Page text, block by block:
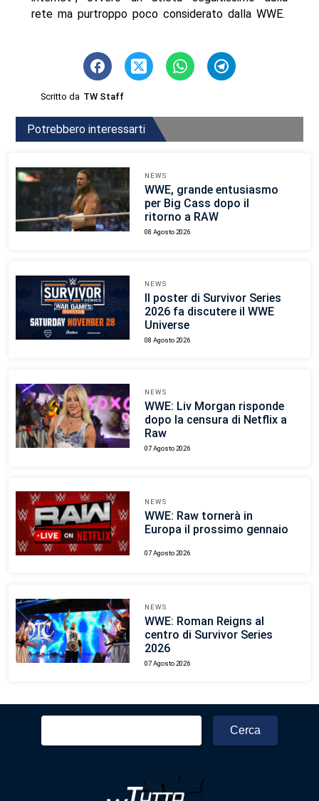
rete ma purtroppo poco considerato dalla WWE.
Scritto da TW Staff
Potrebbero interessarti
NEWS
WWE, grande entusiasmo
per Big Cass dopo il
ritorno a RAW
08 Agosto 2026
NEWS
Il poster di Survivor Series
2026 fa discutere il WWE
Universe
08 Agosto 2026
NEWS
WWE: Liv Morgan risponde
dopo la censura di Netflix a
Raw
07 Agosto 2026
NEWS
WWE: Raw tornerà in
Europa il prossimo gennaio
07 Agosto 2026
NEWS
WWE: Roman Reigns al
centro di Survivor Series
2026
07 Agosto 2026
Ricerca